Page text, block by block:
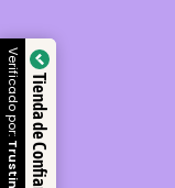
Tienda de Confianza
Verificado por: